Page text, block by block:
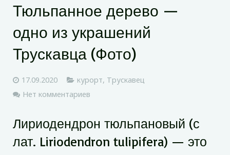
Тюльпанное дерево —
одно из украшений
Трускавца (Фото)
17.09.2020 курорт, Трускавец
Нет комментариев
Лириодендрон тюльпановый (с
лат. Liriodendron tulipifera) — это